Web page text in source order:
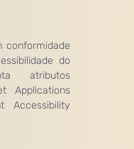
conformidade
do
atributos
Applications
Accessibility